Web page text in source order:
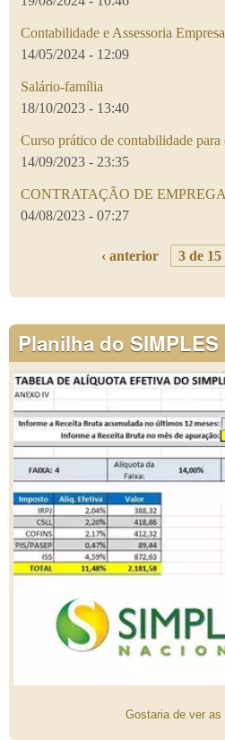
Contabilidade e Assessoria
14/05/2024 - 12:09
Salário-família
18/10/2023 - 13:40
Curso prático de contabilidade para
14/09/2023 - 23:35
CONTRATAÇÃO DE
04/08/2023 - 07:27
‹ anterior 3 de 15
Planilha do SIMPLES
Gostaria de ver as